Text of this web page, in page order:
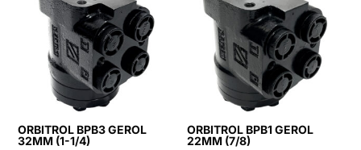
ORBITROL BPB3 GEROL
32MM (1-1/4)
ORBITROL BPB1 GEROL
22MM (7/8)